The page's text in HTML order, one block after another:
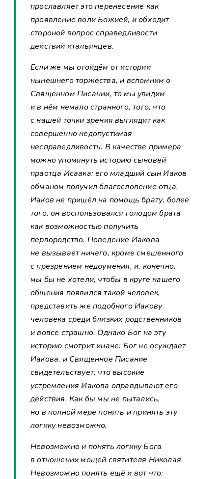
прославляет это перенесение как
проявление воли Божией, и обходит
стороной вопрос справедливости
действий итальянцев.
Если же мы отойдём от истории
нынешнего торжества, и вспомним о
Священном Писании, то мы увидим
и в нём немало странного, того, что
с нашей точки зрения выглядит как
совершенно недопустимая
несправедливость. В качестве примера
можно упомянуть историю сыновей
праотца Исаака: его младший сын Иаков
обманом получил благословение отца,
Иаков не пришёл на помощь брату, более
того, он воспользовался голодом брата
как возможностью получить
первородство. Поведение Иакова
не вызывает ничего, кроме смешенного
с презрением недоумения, и, конечно,
мы бы не хотели, чтобы в круге нашего
общения появился такой человек,
представить же подобного Иакову
человека среди близких родственников
и вовсе страшно. Однако Бог на эту
историю смотрит иначе: Бог не осуждает
Иакова, и Священное Писание
свидетельствует, что высокие
устремления Иакова оправдывают его
действия. Как бы мы не пытались,
но в полной мере понять и принять эту
логику невозможно.
Невозможно и понять логику Бога
в отношении мощей святителя Николая.
Невозможно понять ещё и вот что: